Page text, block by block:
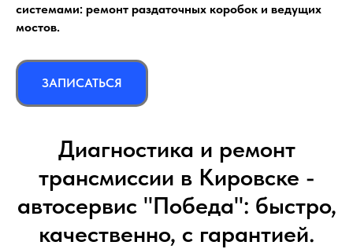
системами: ремонт раздаточных коробок и ведущих
мостов.
ЗАПИСАТЬСЯ
Диагностика и ремонт
трансмиссии в Кировске -
автосервис "Победа": быстро,
качественно, с гарантией.